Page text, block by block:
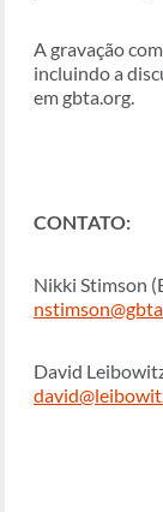
A gravação
incluindo a
em gbta.org.
Nikki Stimson
David